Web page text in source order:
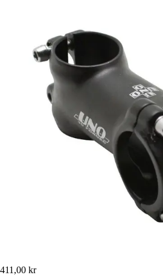
411,00 kr